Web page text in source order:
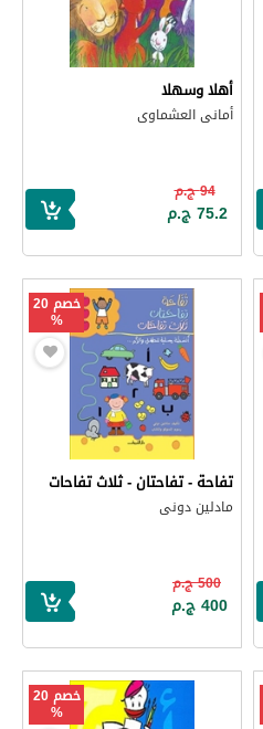
أهلا وسهلا
أمانى العشماوى
94 ج.م
75.2 ج.م
خصم 20
%
تفاحة - تفاحتان - ثلاث تفاحات
مادلين دونى
500 ج.م
400 ج.م
خصم 20
%